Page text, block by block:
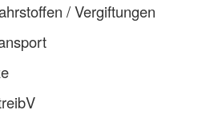
/ Vergiftungen